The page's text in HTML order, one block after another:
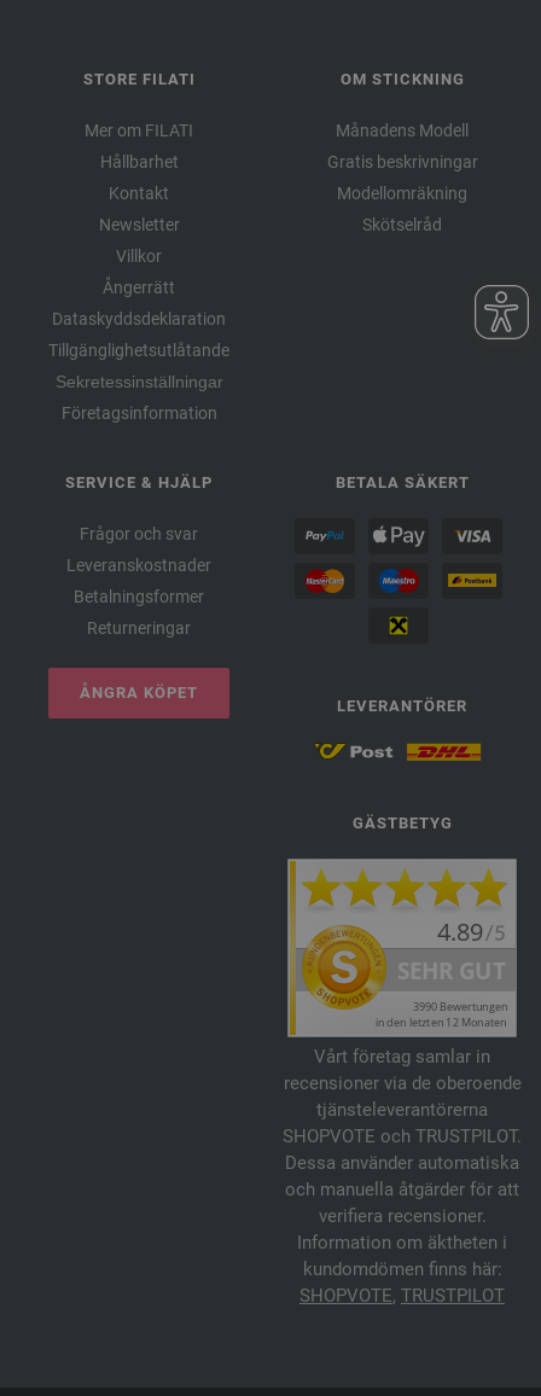
STORE FILATI
Mer om FILATI
Hållbarhet
Kontakt
Newsletter
Villkor
Ångerrätt
Dataskyddsdeklaration
Tillgänglighetsutlåtande
Sekretessinställningar
Företagsinformation
OM STICKNING
Månadens Modell
Gratis beskrivningar
Modellomräkning
Skötselråd
SERVICE & HJÄLP
Frågor och svar
Leveranskostnader
Betalningsformer
Returneringar
ÅNGRA KÖPET
BETALA SÄKERT
LEVERANTÖRER
GÄSTBETYG
Vårt företag samlar in
recensioner via de oberoende
tjänsteleverantörerna
SHOPVOTE och TRUSTPILOT.
Dessa använder automatiska
och manuella åtgärder för att
verifiera recensioner.
Information om äktheten i
kundomdömen finns här:
SHOPVOTE, TRUSTPILOT